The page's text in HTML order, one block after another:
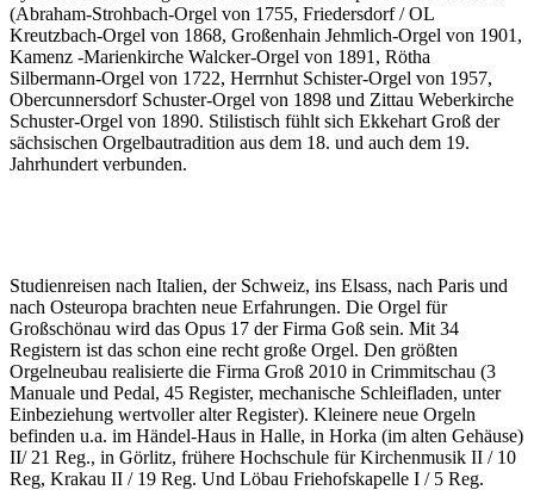
(Abraham-Strohbach-Orgel von 1755, Friedersdorf / OL
Kreutzbach-Orgel von 1868, Großenhain Jehmlich-Orgel von 1901,
Kamenz -Marienkirche Walcker-Orgel von 1891, Rötha
Silbermann-Orgel von 1722, Herrnhut Schister-Orgel von 1957,
Obercunnersdorf Schuster-Orgel von 1898 und Zittau Weberkirche
Schuster-Orgel von 1890. Stilistisch fühlt sich Ekkehart Groß der
sächsischen Orgelbautradition aus dem 18. und auch dem 19.
Jahrhundert verbunden.
Studienreisen nach Italien, der Schweiz, ins Elsass, nach Paris und
nach Osteuropa brachten neue Erfahrungen. Die Orgel für
Großschönau wird das Opus 17 der Firma Goß sein. Mit 34
Registern ist das schon eine recht große Orgel. Den größten
Orgelneubau realisierte die Firma Groß 2010 in Crimmitschau (3
Manuale und Pedal, 45 Register, mechanische Schleifladen, unter
Einbeziehung wertvoller alter Register). Kleinere neue Orgeln
befinden u.a. im Händel-Haus in Halle, in Horka (im alten Gehäuse)
II/ 21 Reg., in Görlitz, frühere Hochschule für Kirchenmusik II / 10
Reg, Krakau II / 19 Reg. Und Löbau Friehofskapelle I / 5 Reg.